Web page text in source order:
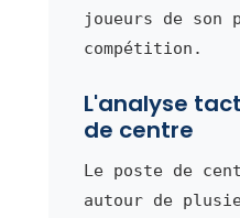
joueurs de son
compétition.
L'analyse
de centre
Le poste de
autour de